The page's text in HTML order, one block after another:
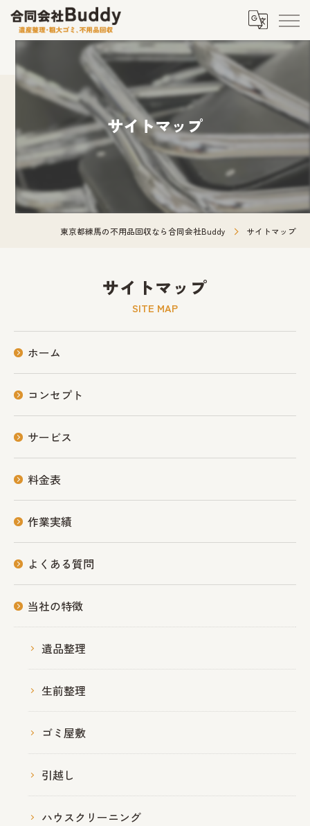
サイトマップ
東京都練馬の不用品回収なら合同会社Buddy サイトマップ
SITE MAP
サイトマップ
ホーム
コンセプト
サービス
料金表
作業実績
よくある質問
当社の特徴
遺品整理
生前整理
ゴミ屋敷
引越し
ハウスクリーニング